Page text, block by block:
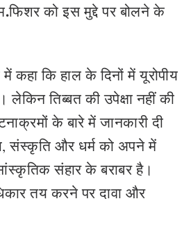
.फिशर को इस मुद्दे पर बोलने के
कहा कि हाल के दिनों में यूरोपीय
लेकिन तिब्बत की उपेक्षा नहीं की
के बारे में जानकारी दी
संस्कृति और धर्म को अपने में
संहार के बराबर है।
तय करने पर दावा और